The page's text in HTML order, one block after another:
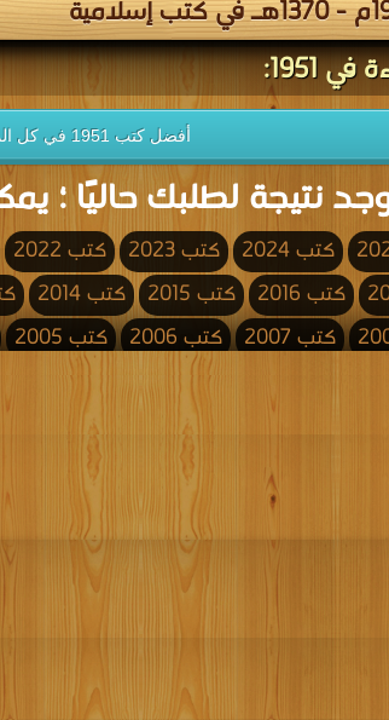
1951:
أفضل كتب 1951 في كل المكتبة
نتيجة لطلبك حاليًا ؛
كتب 2024 كتب 2023 كتب 2022
كتب 2016 كتب 2015 كتب 2014
كتب 2007 كتب 2006 كتب 2005
كتب 1998 كتب 1997
كتب 1989 كتب 1988
كتب 1979
كتب 1971 كتب 1970 كتب 1969
كتب 1962 كتب 1961 كتب 1960
كتب 1952
كتب 1935 كتب 1934